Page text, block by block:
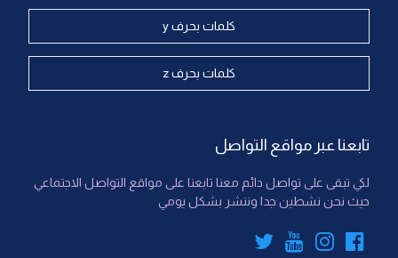
كلمات بحرف y
كلمات بحرف z
تابعنا عبر مواقع التواصل
لكي تبقى على تواصل دائم معنا تابعنا على مواقع التواصل الاجتماعي
حيث نحن نشطين جدا وننشر بشكل يومي